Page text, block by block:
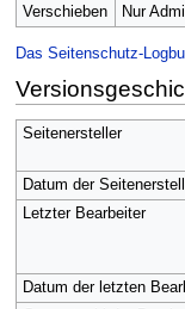
Verschieben
Nur
Das Seitenschutz-
Seitenersteller
Datum der
Letzter Bearbeiter
Datum der letzten